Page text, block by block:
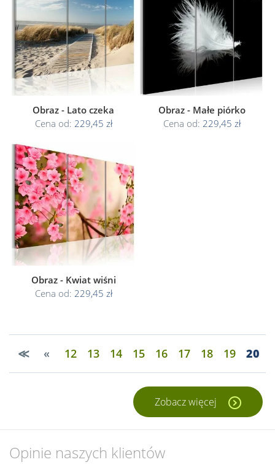
Obraz - Lato czeka
Cena od: 229,45 zł
Obraz - Małe piórko
Cena od: 229,45 zł
Obraz - Kwiat wiśni
Cena od: 229,45 zł
≪ « 12 13 14 15 16 17 18 19 20
Zobacz więcej
Opinie naszych klientów